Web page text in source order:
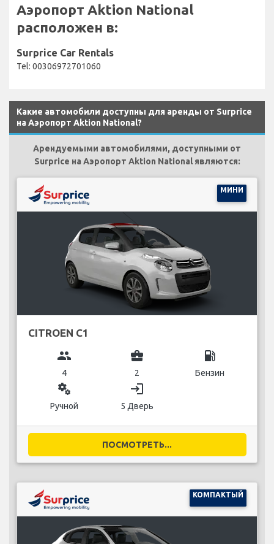
Аэропорт Aktion National
расположен в:
Surprice Car Rentals
Tel: 00306972701060
Какие автомобили доступны для аренды от Surprice
на Аэропорт Aktion National?
Арендуемыми автомобилями, доступными от
Surprice на Аэропорт Aktion National являются:
МИНИ
CITROEN C1
group
4
business_center
2
local_gas_station
Бензин
miscellaneous_services
Ручной
login
5 Дверь
ПОСМОТРЕТЬ...
КОМПАКТЫЙ